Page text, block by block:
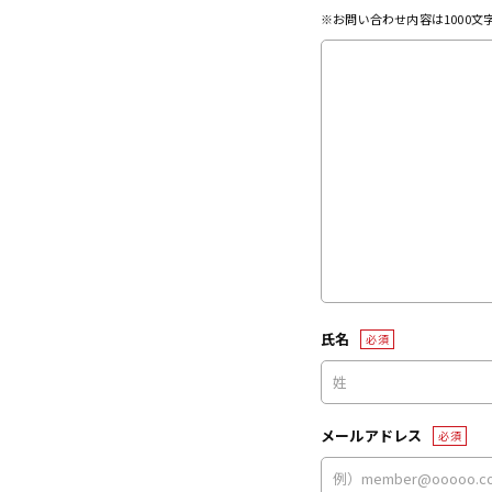
※お問い合わせ内容は1000文
氏名 必須
メールアドレス 必須